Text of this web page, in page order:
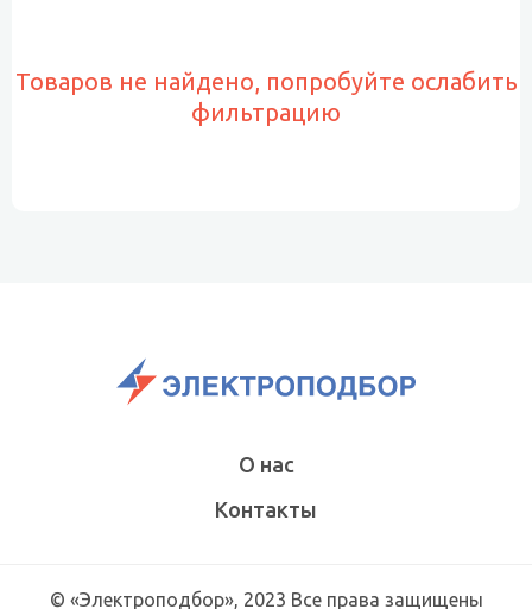
Товаров не найдено, попробуйте ослабить
фильтрацию
О нас
Контакты
© «Электроподбор», 2023 Все права защищены